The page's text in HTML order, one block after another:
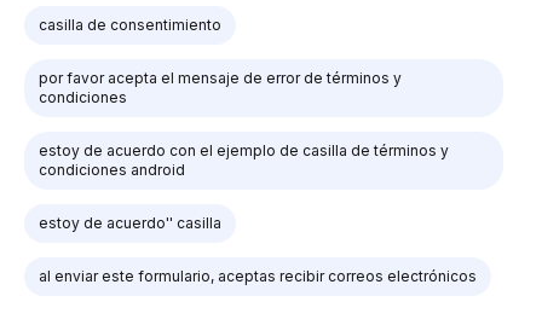
casilla de consentimiento
por favor acepta el mensaje de error de términos y
condiciones
estoy de acuerdo con el ejemplo de casilla de términos y
condiciones android
estoy de acuerdo'' casilla
al enviar este formulario, aceptas recibir correos electrónicos